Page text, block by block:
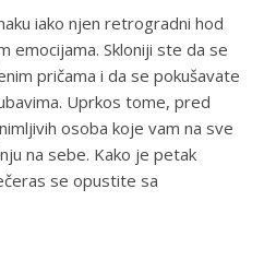
iako njen retrogradni hod
emocijama. Skloniji ste da se
pričama i da se pokušavate
Uprkos tome, pred
osoba koje vam na sve
na sebe. Kako je petak
se opustite sa